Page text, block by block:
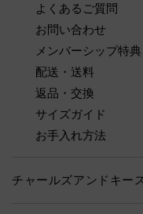
よくあるご質問
お問い合わせ
メンバーシップ特典
配送・送料
返品・交換
サイズガイド
お手入れ方法
チャールズアンドキー